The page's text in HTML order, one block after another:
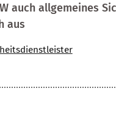
auch allgemeines
aus